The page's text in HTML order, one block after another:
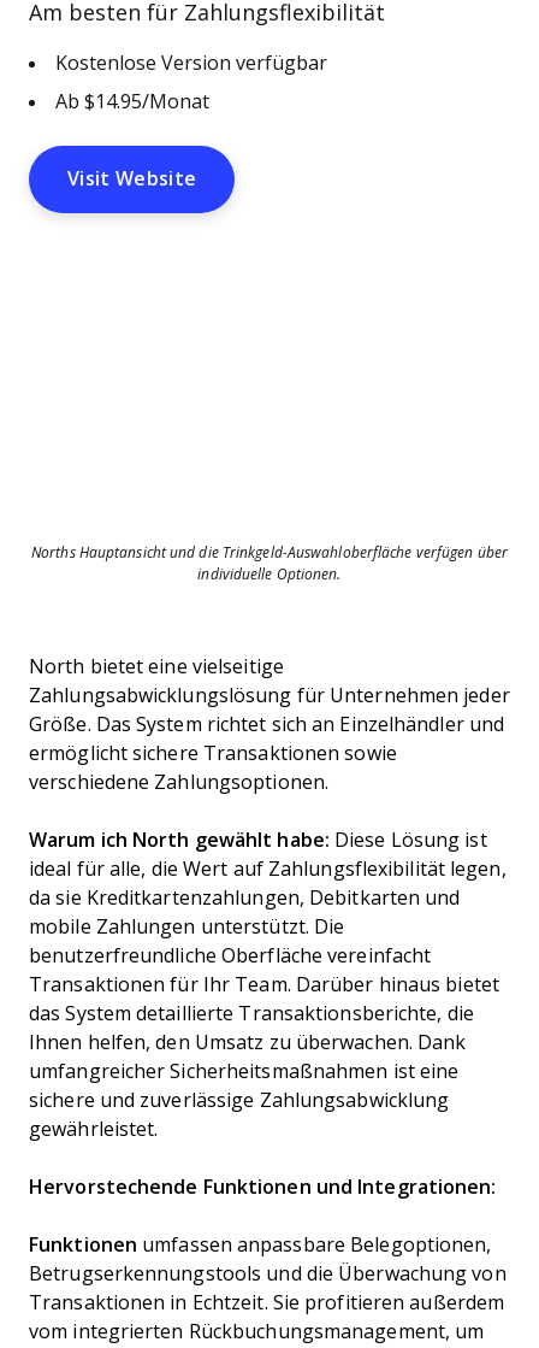
Am besten für Zahlungsflexibilität
Kostenlose Version verfügbar
Ab $14.95/Monat
Visit Website
Norths Hauptansicht und die Trinkgeld-Auswahloberfläche verfügen über
individuelle Optionen.
North bietet eine vielseitige
Zahlungsabwicklungslösung für Unternehmen jeder
Größe. Das System richtet sich an Einzelhändler und
ermöglicht sichere Transaktionen sowie
verschiedene Zahlungsoptionen.
Warum ich North gewählt habe: Diese Lösung ist
ideal für alle, die Wert auf Zahlungsflexibilität legen,
da sie Kreditkartenzahlungen, Debitkarten und
mobile Zahlungen unterstützt. Die
benutzerfreundliche Oberfläche vereinfacht
Transaktionen für Ihr Team. Darüber hinaus bietet
das System detaillierte Transaktionsberichte, die
Ihnen helfen, den Umsatz zu überwachen. Dank
umfangreicher Sicherheitsmaßnahmen ist eine
sichere und zuverlässige Zahlungsabwicklung
gewährleistet.
Hervorstechende Funktionen und Integrationen:
Funktionen umfassen anpassbare Belegoptionen,
Betrugserkennungstools und die Überwachung von
Transaktionen in Echtzeit. Sie profitieren außerdem
vom integrierten Rückbuchungsmanagement, um